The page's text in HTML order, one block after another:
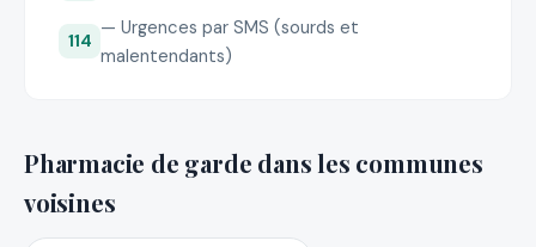
114
— Urgences par SMS (sourds et
malentendants)
Pharmacie de garde dans les communes
voisines